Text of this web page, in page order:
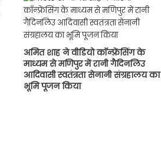
अमित शाह ने वीडियो कॉन्फ़्रेंसिंग के
माध्यम से मणिपुर में रानी गैदिनलिउ
आदिवासी स्वतंत्रता सेनानी संग्रहालय का
भूमि पूजन किया